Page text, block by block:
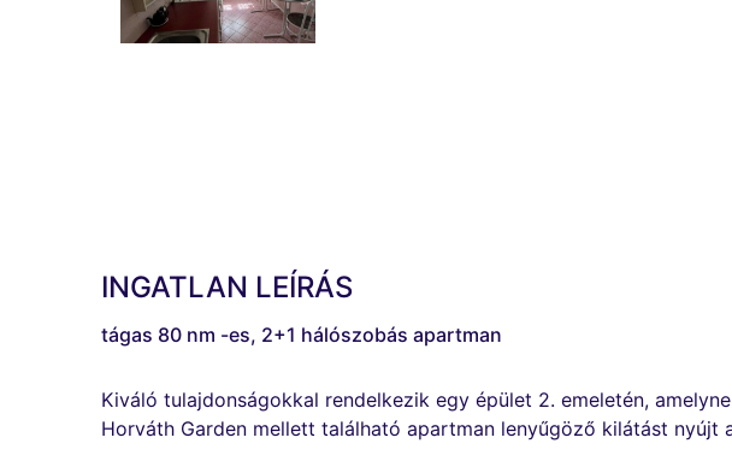
INGATLAN LEÍRÁS
tágas 80 nm -es, 2+1 hálószobás apartman
Kiváló tulajdonságokkal rendelkezik egy épület 2. emeletén,
Horváth Garden mellett található apartman lenyűgöző kilátást